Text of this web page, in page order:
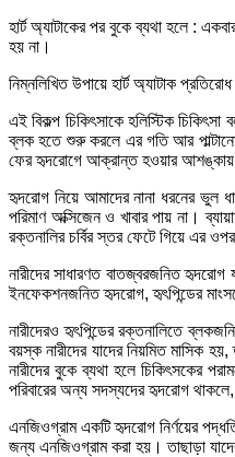
হার্ট অ্যাটাকের পর বুকে ব্যথা হলে :
হয় না।
নিম্নলিখিত উপায়ে হার্ট অ্যাটাক
এই বিকল্প চিকিৎসাকে হলিস্টিক
ব্লক হতে শুরু করলে এর গতি আর পাল্টানো
ফের হৃদরোগে আক্রান্ত হওয়ার আশঙ্কায়
হৃদরোগ নিয়ে আমাদের নানা ধরনের ভুল
পরিমাণ অক্সিজেন ও খাবার পায় না।
রক্তনালির চর্বির স্তর ফেটে গিয়ে
নারীদের সাধারণত বাতজ্বরজনিত
ইনফেকশনজনিত হৃদরোগ, হৃৎপিন্ডের
নারীদেরও হৃৎপিন্ডের রক্তনালিতে
বয়স্ক নারীদের যাদের নিয়মিত মাসিক
নারীদের বুকে ব্যথা হলে চিকিৎসকের
পরিবারের অন্য সদস্যদের হৃদরোগ
এনজিওগ্রাম একটি হৃদরোগ নির্ণয়ের
জন্য এনজিওগ্রাম করা হয়। তাছাড়া